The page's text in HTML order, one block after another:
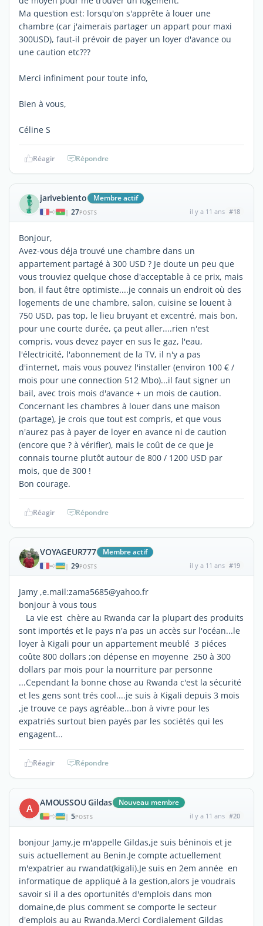
Ma question est: lorsqu'on s'apprête à louer une
chambre (car j'aimerais partager un appart pour maxi
300USD), faut-il prévoir de payer un loyer d'avance ou
une caution etc???
Merci infiniment pour toute info,
Bien à vous,
Céline S
Réagir Répondre
jarivebiento Membre actif
| 27POSTS il y a 11 ans #18
Bonjour,
Avez-vous déja trouvé une chambre dans un
appartement partagé à 300 USD ? Je doute un peu que
vous trouviez quelque chose d'acceptable à ce prix, mais
bon, il faut être optimiste....je connais un endroit où des
logements de une chambre, salon, cuisine se louent à
750 USD, pas top, le lieu bruyant et excentré, mais bon,
pour une courte durée, ça peut aller....rien n'est
compris, vous devez payer en sus le gaz, l'eau,
l'électricité, l'abonnement de la TV, il n'y a pas
d'internet, mais vous pouvez l'installer (environ 100 € /
mois pour une connection 512 Mbo)...il faut signer un
bail, avec trois mois d'avance + un mois de caution.
Concernant les chambres à louer dans une maison
(partage), je crois que tout est compris, et que vous
n'aurez pas à payer de loyer en avance ni de caution
(encore que ? à vérifier), mais le coût de ce que je
connais tourne plutôt autour de 800 / 1200 USD par
mois, que de 300 !
Bon courage.
Réagir Répondre
VOYAGEUR777 Membre actif
| 29POSTS il y a 11 ans #19
Jamy ,e.mail:zama5685@yahoo.fr
bonjour à vous tous
La vie est chère au Rwanda car la plupart des produits
sont importés et le pays n'a pas un accès sur l'océan...le
loyer à Kigali pour un appartement meublé 3 piéces
coûte 800 dollars ;on dépense en moyenne 250 à 300
dollars par mois pour la nourriture par personne
...Cependant la bonne chose au Rwanda c'est la sécurité
et les gens sont trés cool....je suis à Kigali depuis 3 mois
,je trouve ce pays agréable...bon à vivre pour les
expatriés surtout bien payés par les sociétés qui les
engagent...
Réagir Répondre
A AMOUSSOU Gildas Nouveau membre
| 5POSTS il y a 11 ans #20
bonjour Jamy,je m'appelle Gildas,je suis béninois et je
suis actuellement au Benin.Je compte actuellement
m'expatrier au rwandat(kigali).Je suis en 2em année en
informatique de appliqué à la gestion,alors je voudrais
savoir si il a des oportunités d'emplois dans mon
domaine,de plus comment se comporte le secteur
d'emplois au au Rwanda.Merci Cordialement Gildas